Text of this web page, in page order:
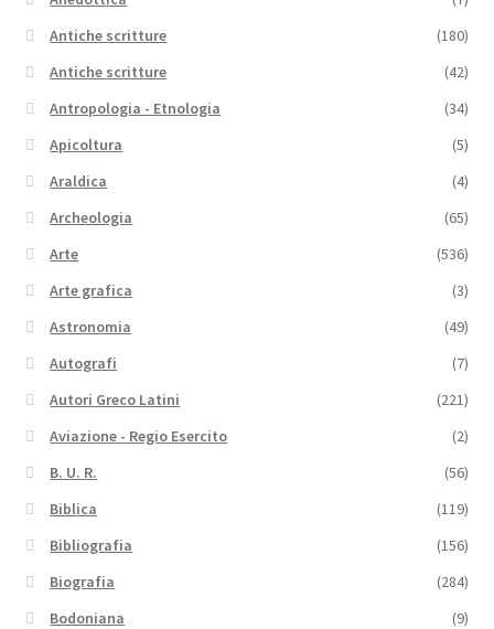
Antiche scritture
(180)
Antiche scritture
(42)
Antropologia - Etnologia
(34)
Apicoltura
(5)
Araldica
(4)
Archeologia
(65)
Arte
(536)
Arte grafica
(3)
Astronomia
(49)
Autografi
(7)
Autori Greco Latini
(221)
Aviazione - Regio Esercito
(2)
B. U. R.
(56)
Biblica
(119)
Bibliografia
(156)
Biografia
(284)
Bodoniana
(9)